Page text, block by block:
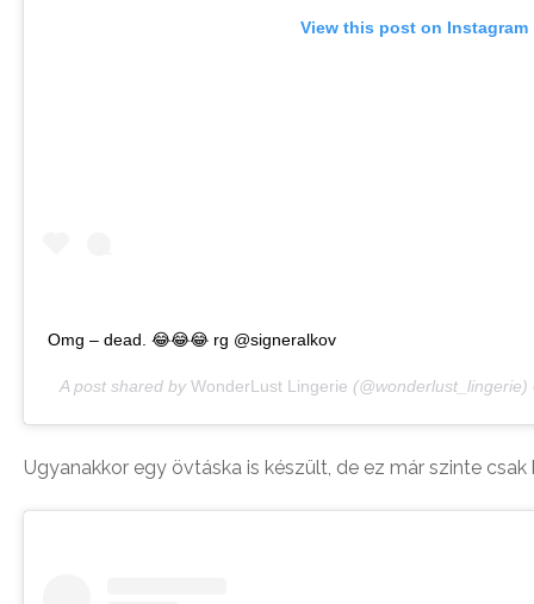
View this post on Instagram
Omg – dead. 😂😂😂 rg @signeralkov
A post shared by WonderLust Lingerie
Ugyanakkor egy övtáska is készült, de ez már szinte csak